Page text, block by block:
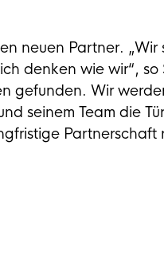
neuen Partner. „Wir
denken wie wir“, so
gefunden. Wir
seinem Team die
Partnerschaft